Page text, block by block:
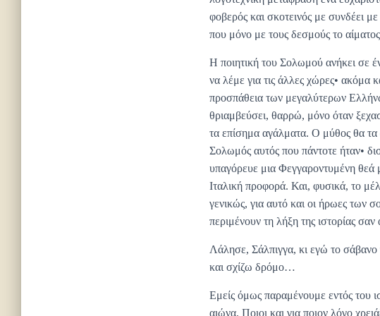
φοβερός και σκοτεινός με συνδέει
που μόνο με τους δεσμούς το
Η ποιητική του Σολωμού ανήκει σε
να λέμε για τις άλλες χώρες• ακόμα
προσπάθεια των μεγαλύτερων
θριαμβεύσει, θαρρώ, μόνο όταν
τα επίσημα αγάλματα. Ο μύθος θα τα
Σολωμός αυτός που πάντοτε ήταν•
υπαγόρευε μια Φεγγαροντυμένη θεά
Ιταλική προφορά. Και, φυσικά, το
γενικώς, για αυτό και οι ήρωες των
περιμένουν τη λήξη της ιστορίας
Λάλησε, Σάλπιγγα, κι εγώ το σάβανο
και σχίζω δρόμο…
Εμείς όμως παραμένουμε εντός του
αιώνα. Ποιοι και για ποιον λόγο